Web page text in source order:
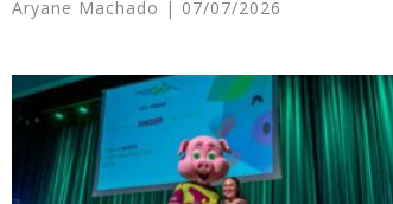
Aryane Machado 07/07/2026